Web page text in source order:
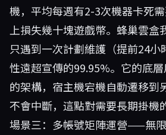
機，平均每週有2-3次機器卡死
上損失幾十塊遊戲幣。蜂巢雲盒
只遇到一次計劃維護（提前24小
性遠超宣傳的99.95%。它的底
的架構，宿主機宕機自動遷移到
不會中斷，這點對需要長期掛機
場景三：多帳號矩陣運營——無